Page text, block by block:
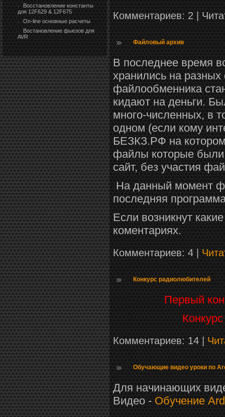
·
Восстановление константы
для 12F629 & 12F675
· On-line основные расчеты
·
Востановление фьюзов для
AVR
Комментариев: 2 |
Файловый архив
В последнее время
хранились на
файлообменника
кидают на деньги.
много-численных, в
одном (если кому
БЕЗКЗ.РФ на
файлы которые были
сайт, без участия
На данный момент
последняя
Если возникнут
коментариях.
Комментариев: 4 |
Конкурс радиолюбителей
Первый
Комментариев: 14 |
Обучающие видео уроки по
Для начинающих
Видео - Обучение